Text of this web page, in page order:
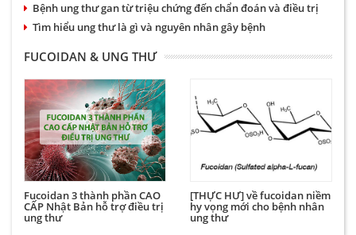
Bệnh ung thư gan từ triệu chứng đến chẩn đoán và điều trị
Tìm hiểu ung thư là gì và nguyên nhân gây bệnh
FUCOIDAN & UNG THƯ
Fucoidan 3 thành phần CAO
CẤP Nhật Bản hỗ trợ điều trị
ung thư
[THỰC HƯ] về fucoidan niềm
hy vọng mới cho bệnh nhân
ung thư